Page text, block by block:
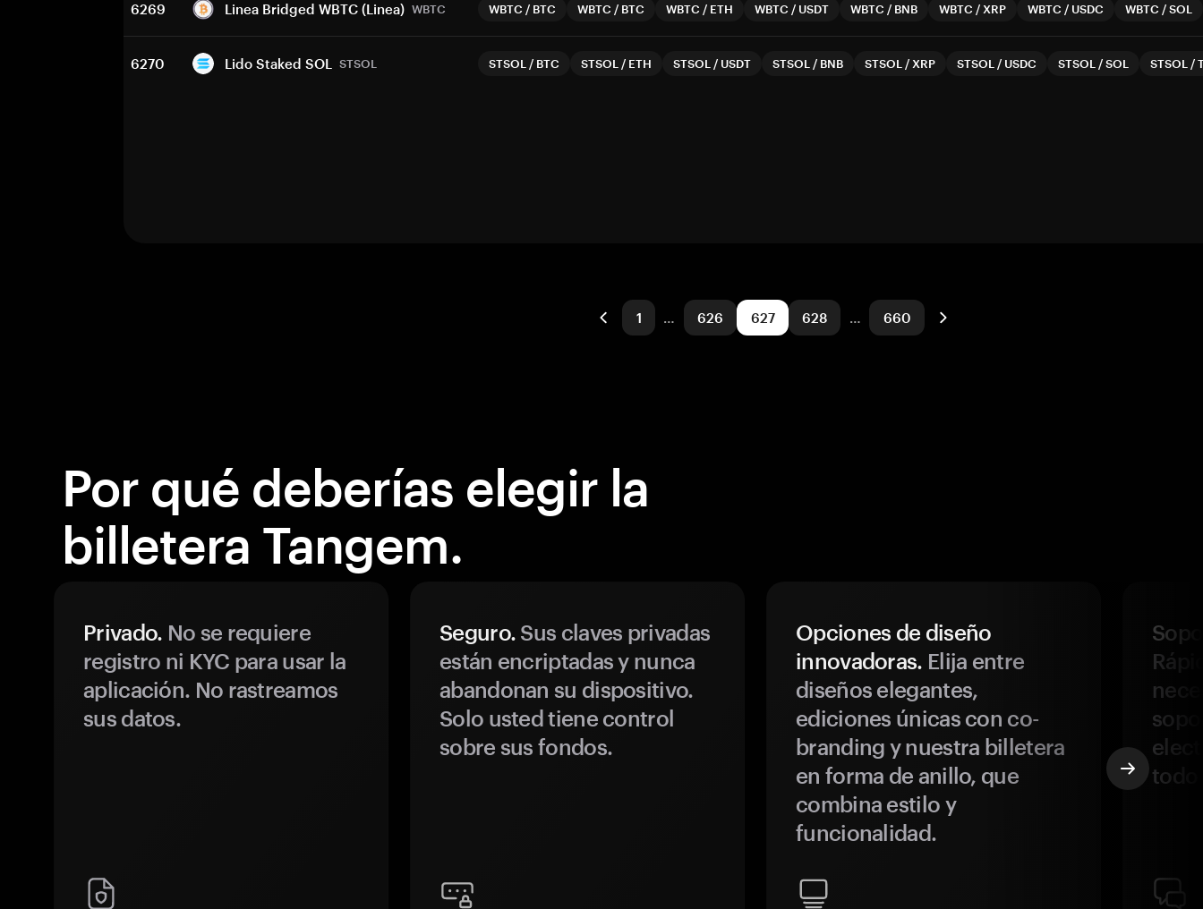
6269 Linea Bridged WBTC (Linea) WBTC WBTC / BTC WBTC / BTC WBTC / ETH WBTC / USDT WBTC / BNB WBTC / XRP WBTC / USDC WBTC /SOL
6270 Lido Staked SOL STSOL STSOL / BTC STSOL / ETH STSOL / USDT STSOL / BNB STSOL / XRP STSOL / USDC STSOL /SOL STSOL /
1 … 626 627 628 … 660
Por qué deberías elegir la
billetera Tangem.
Privado. No se requiere
registro ni KYC para usar la
aplicación. No rastreamos
sus datos.
Seguro. Sus claves privadas
están encriptadas y nunca
abandonan su dispositivo.
Solo usted tiene control
sobre sus fondos.
Opciones de diseño
innovadoras. Elija entre
diseños elegantes,
ediciones únicas con co-
branding y nuestra billetera
en forma de anillo, que
combina estilo y
funcionalidad.
todo